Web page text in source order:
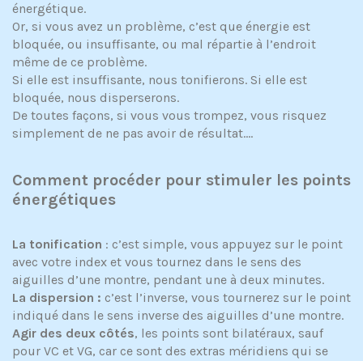
énergétique.
Or, si vous avez un problème, c’est que énergie est
bloquée, ou insuffisante, ou mal répartie à l’endroit
même de ce problème.
Si elle est insuffisante, nous tonifierons. Si elle est
bloquée, nous disperserons.
De toutes façons, si vous vous trompez, vous risquez
simplement de ne pas avoir de résultat….
Comment procéder pour stimuler les points
énergétiques
La tonification : c’est simple, vous appuyez sur le point
avec votre index et vous tournez dans le sens des
aiguilles d’une montre, pendant une à deux minutes.
La dispersion : c’est l’inverse, vous tournerez sur le point
indiqué dans le sens inverse des aiguilles d’une montre.
Agir des deux côtés, les points sont bilatéraux, sauf
pour VC et VG, car ce sont des extras méridiens qui se